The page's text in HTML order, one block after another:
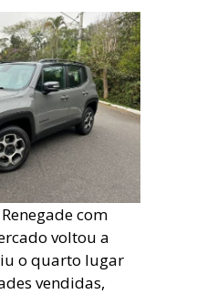
com
voltou a
o quarto lugar
vendidas,